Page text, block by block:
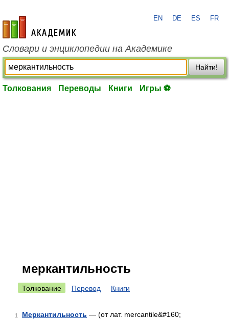
academic.ru
EN DE ES FR
Словари и энциклопедии на Академике
Найти!
Толкования Переводы Книги Игры ⚽
меркантильность
Толкование Перевод Книги
1 Меркантильность — (от лат. mercantile&#160;